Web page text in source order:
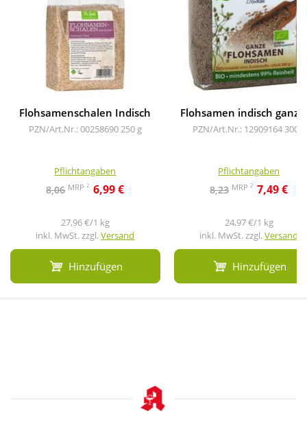
Flohsamenschalen Indisch
PZN/Art.Nr.: 00258690250 g
Pflichtangaben
8,06 MRP2 6,99 €
27,96 €/1 kg
inkl. MwSt. zzgl.Versand
Hinzufügen
Flohsamen indisch ganz
PZN/Art.Nr.: 12909164 300 g
Pflichtangaben
8,23 MRP2 7,49 €
24,97 €/1 kg
inkl. MwSt. zzgl.Versand
Hinzufügen